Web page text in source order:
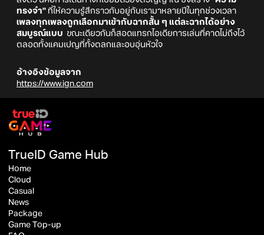
ทรงจำ" ที่ให้ความรู้สึกราวกับอยู่กับเรามาหลายปีในทุกช่วงเวลา
เพลงทุกเพลงถูกเลือกมาเข้ากับฉากสั้น ๆ แต่ละฉากได้อย่าง
สมบูรณ์แบบ ขณะเดียวกันก็สอดแทรกไอเดียการเล่นที่คาดไม่ถึงไว้
ตลอดทั้งแคมเปญที่ทั้งตลกและอบอุ่นหัวใจ
อ้างอิงข้อมูลจาก
https://www.ign.com
TrueID Game Hub
Home
Cloud
Casual
News
Package
Game Top-up